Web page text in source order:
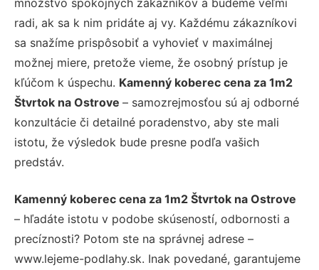
radi, ak sa k nim pridáte aj vy. Každému zákazníkovi
sa snažíme prispôsobiť a vyhovieť v maximálnej
možnej miere, pretože vieme, že osobný prístup je
kľúčom k úspechu. Kamenný koberec cena za 1m2
Štvrtok na Ostrove – samozrejmosťou sú aj odborné
konzultácie či detailné poradenstvo, aby ste mali
istotu, že výsledok bude presne podľa vašich
predstáv.
Kamenný koberec cena za 1m2 Štvrtok na Ostrove
– hľadáte istotu v podobe skúseností, odbornosti a
precíznosti? Potom ste na správnej adrese –
www.lejeme-podlahy.sk. Inak povedané, garantujeme